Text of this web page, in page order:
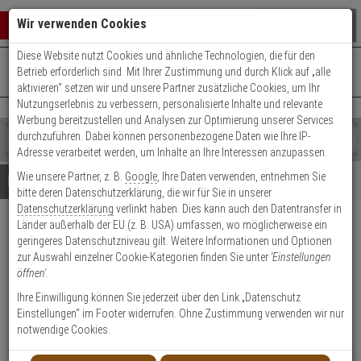
Warenkorb schließen
0 ARTIKEL IM WARENKORB
Ihr Warenkorb ist momentan leer.
Ergebnisse ()
Fertig
Shop
durchsuchen
Bitte
geben
Sie
mindestens
Zeichen
ein,
um
Suche
Es
wurde
noch
Kategorien
Suche
gestartet
+49 (0)821 899 493-0Mo. - Do.: 8:00 - 16:30 | Fr.: 8:00 - 14:00 Uhr
Kontaktservice nutzen
Details Beratung Beliebte 1080p Artikel
Hanwha QNP-6250R IP-
Kamera PTZ Dome 1080p T/N PoE
Produktmerkmale
NEU
Wir verwenden Cookies
Diese Website nutzt Cookies und ähnliche Technologien, die für den
Betrieb erforderlich sind. Mit Ihrer Zustimmung und durch Klick auf „alle
aktivieren“ setzen wir und unsere Partner zusätzliche Cookies, um Ihr
Nutzungserlebnis zu verbessern, personalisierte Inhalte und relevante
Werbung bereitzustellen und Analysen zur Optimierung unserer Services
durchzuführen. Dabei können personenbezogene Daten wie Ihre IP-
Adresse verarbeitet werden, um Inhalte an Ihre Interessen anzupassen.
Wie unsere Partner, z. B. Google , Ihre Daten verwenden, entnehmen Sie
bitte deren Datenschutzerklärung, die wir für Sie in unserer
Datenschutzerklärung verlinkt haben. Dies kann auch den Datentransfer in
Länder außerhalb der EU (z. B. USA) umfassen, wo möglicherweise ein
geringeres Datenschutzniveau gilt. Weitere Informationen und Optionen
zur Auswahl einzelner Cookie-Kategorien finden Sie unter 'Einstellungen
öffnen'.
Ihre Einwilligung können Sie jederzeit über den Link „Datenschutz
Einstellungen“ im Footer widerrufen. Ohne Zustimmung verwenden wir nur
notwendige Cookies.